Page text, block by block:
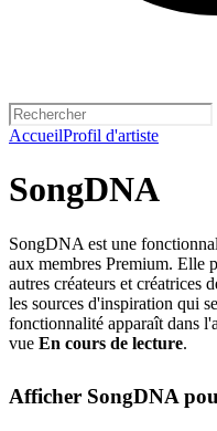
AccueilProfil d'artiste
SongDNA
SongDNA est une
aux membres Premium. Elle
autres créateurs et créatrices
les sources d'inspiration qui
fonctionnalité apparaît dans
vue En cours de lecture.
Afficher SongDNA